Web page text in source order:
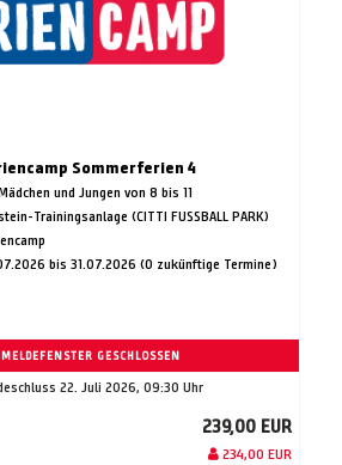
Sommerferien 4
und Jungen von 8 bis 11
Trainingsanlage (CITTI FUSSBALL PARK)
bis 31.07.2026 (0 zukünftige Termine)
GESCHLOSSEN
22. Juli 2026, 09:30 Uhr
239,00 EUR
234,00 EUR